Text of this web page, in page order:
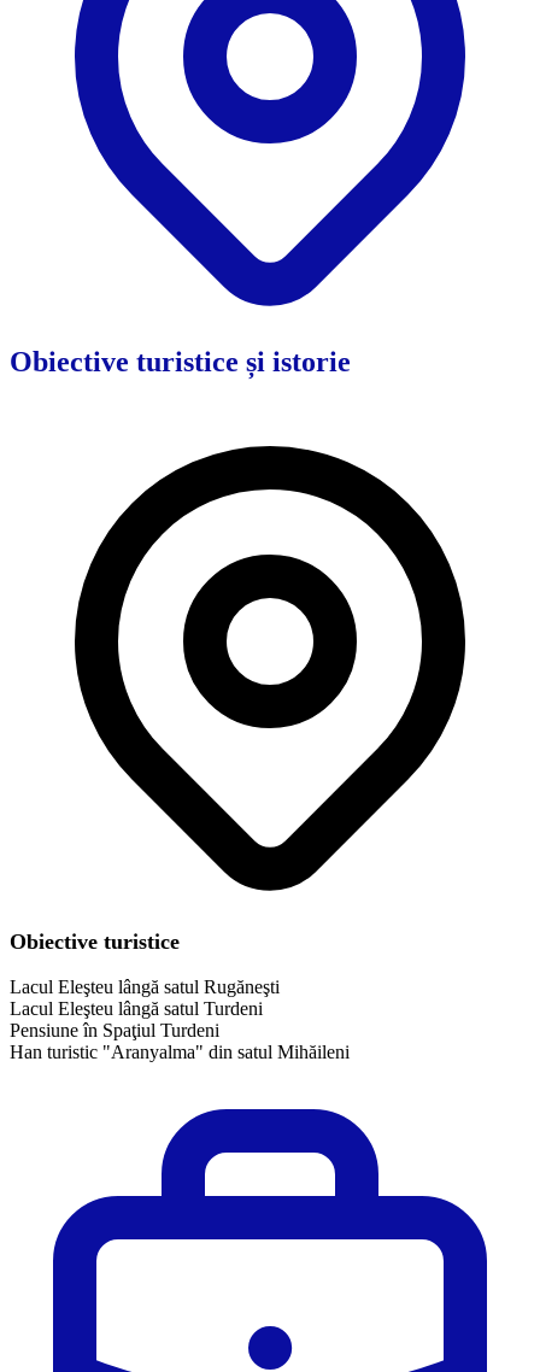
Obiective turistice și istorie
Obiective turistice
Lacul Eleşteu lângă satul Rugăneşti
Lacul Eleşteu lângă satul Turdeni
Pensiune în Spaţiul Turdeni
Han turistic "Aranyalma" din satul Mihăileni